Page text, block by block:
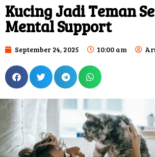
Kucing Jadi Teman
Mental Support
September 24, 2025 10:00 am